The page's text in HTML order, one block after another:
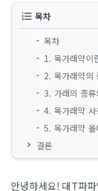
목차
목차
1. 목가래약이
2. 목가래약의
3. 가래의 종
4. 목가래약
5. 목가래약 올
결론
안녕하세요! 대T파